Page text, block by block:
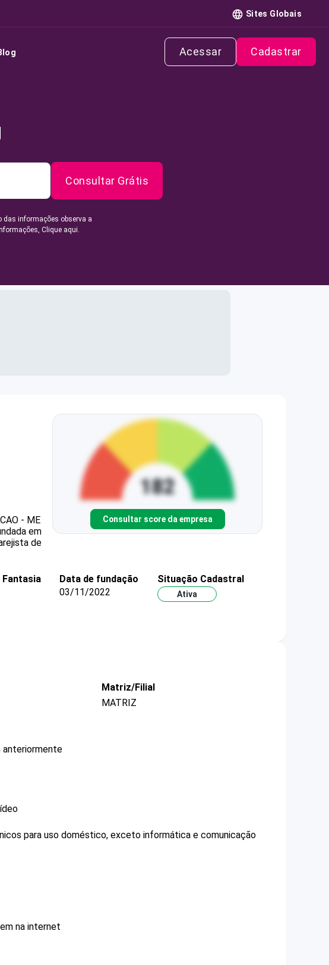
Sites Globais
Acessar Cadastrar
Consultar Grátis
das informações observa a
Clique aqui.
- ME
em
de
Consultar score da empresa
Fantasia
Data de fundação
03/11/2022
Situação Cadastral
Ativa
Matriz/Filial
MATRIZ
anteriormente
para uso doméstico, exceto informática e comunicação
na internet